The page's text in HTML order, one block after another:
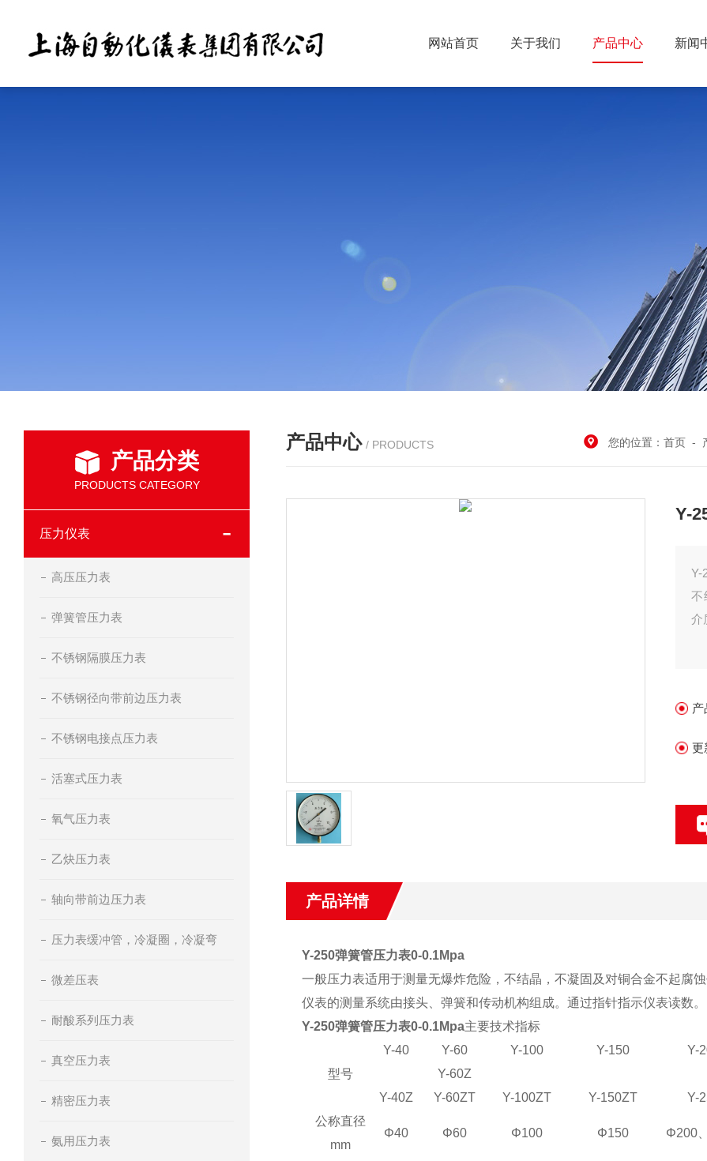
网站首页 关于我们 产品中心 新闻
产品分类
PRODUCTS CATEGORY
压力仪表
高压压力表
弹簧管压力表
不锈钢隔膜压力表
不锈钢径向带前边压力表
不锈钢电接点压力表
活塞式压力表
氧气压力表
乙炔压力表
轴向带前边压力表
压力表缓冲管，冷凝圈，冷凝弯
微差压表
耐酸系列压力表
真空压力表
精密压力表
氨用压力表
产品中心 / PRODUCTS 您的位置： 首页 -
Y-
Y-
不
介
产
更
产品详情
Y-250弹簧管压力表0-0.1Mpa
一般压力表适用于测量无爆炸危险，不结晶，不凝固及对铜合金不起腐
仪表的测量系统由接头、弹簧和传动机构组成。通过指针指示仪表读数。
Y-250弹簧管压力表0-0.1Mpa主要技术指标
型号
Y-40
Y-40Z
Y-60
Y-60Z
Y-60ZT
Y-100
Y-100ZT
Y-150
Y-150ZT
Y-
Y-
公称直径
mm
Φ40 Φ60 Φ100 Φ150 Φ200、